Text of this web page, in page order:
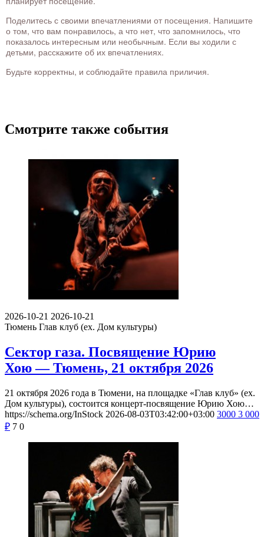
Поделитесь с своими впечатлениями от посещения. Напишите
о том, что вам понравилось, а что нет, что запомнилось, что
показалось интересным или необычным. Если вы ходили с
детьми, расскажите об их впечатлениях.
Будьте корректны, и соблюдайте правила приличия.
Смотрите также события
2026-10-21 2026-10-21
Тюмень Глав клуб (ex. Дом культуры)
Сектор газа. Посвящение Юрию
Хою — Тюмень, 21 октября 2026
21 октября 2026 года в Тюмени, на площадке «Глав клуб» (ex.
Дом культуры), состоится концерт-посвящение Юрию Хою…
https://schema.org/InStock 2026-08-03T03:42:00+03:00 3000 3 000
₽ 7 0